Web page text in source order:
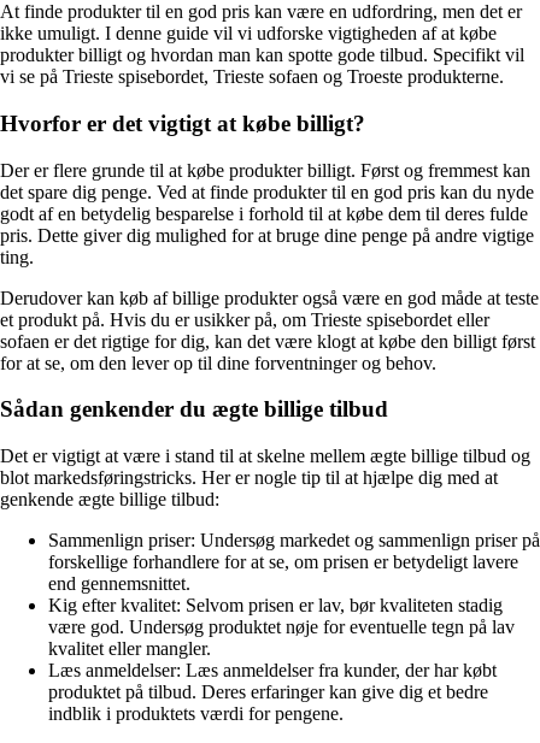
At finde produkter til en god pris kan være en udfordring, men det er
ikke umuligt. I denne guide vil vi udforske vigtigheden af at købe
produkter billigt og hvordan man kan spotte gode tilbud. Specifikt vil
vi se på Trieste spisebordet, Trieste sofaen og Troeste produkterne.
Hvorfor er det vigtigt at købe billigt?
Der er flere grunde til at købe produkter billigt. Først og fremmest kan
det spare dig penge. Ved at finde produkter til en god pris kan du nyde
godt af en betydelig besparelse i forhold til at købe dem til deres fulde
pris. Dette giver dig mulighed for at bruge dine penge på andre vigtige
ting.
Derudover kan køb af billige produkter også være en god måde at teste
et produkt på. Hvis du er usikker på, om Trieste spisebordet eller
sofaen er det rigtige for dig, kan det være klogt at købe den billigt først
for at se, om den lever op til dine forventninger og behov.
Sådan genkender du ægte billige tilbud
Det er vigtigt at være i stand til at skelne mellem ægte billige tilbud og
blot markedsføringstricks. Her er nogle tip til at hjælpe dig med at
genkende ægte billige tilbud:
Sammenlign priser: Undersøg markedet og sammenlign priser på
forskellige forhandlere for at se, om prisen er betydeligt lavere
end gennemsnittet.
Kig efter kvalitet: Selvom prisen er lav, bør kvaliteten stadig
være god. Undersøg produktet nøje for eventuelle tegn på lav
kvalitet eller mangler.
Læs anmeldelser: Læs anmeldelser fra kunder, der har købt
produktet på tilbud. Deres erfaringer kan give dig et bedre
indblik i produktets værdi for pengene.